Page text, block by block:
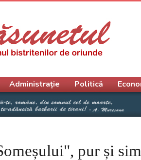
pur și
Administrație Politică